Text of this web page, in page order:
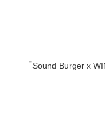
「Sound Burger x